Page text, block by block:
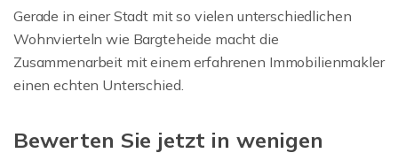
Gerade in einer Stadt mit so vielen unterschiedlichen
Wohnvierteln wie Bargteheide macht die
Zusammenarbeit mit einem erfahrenen Immobilienmakler
einen echten Unterschied.
Bewerten Sie jetzt in wenigen